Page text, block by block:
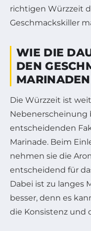
richtigen Würzzeit
Geschmackskiller
WIE DIE
DEN
Die Würzzeit ist
Nebenerscheinung
entscheidenden
Marinade. Beim
nehmen sie die
entscheidend für
Dabei ist zu langes
besser, denn es
die Konsistenz und